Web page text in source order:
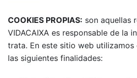
COOKIES PROPIAS: son aquellas
VIDACAIXA es responsable de la
trata. En este sitio web
las siguientes finalidades: